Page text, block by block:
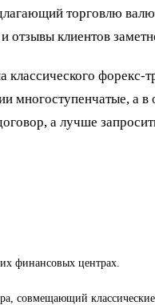
торговлю
клиентов
классического форекс-
а
а лучше
финансовых центрах.
совмещающий